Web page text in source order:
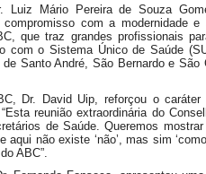
Luiz Mário Pereira de Souza
compromisso com a modernidade
que traz grandes profissionais
com o Sistema Único de Saúde
Santo André, São Bernardo e
Dr. David Uip, reforçou o
reunião extraordinária do
de Saúde. Queremos
não existe ‘não’, mas sim
ABC”.